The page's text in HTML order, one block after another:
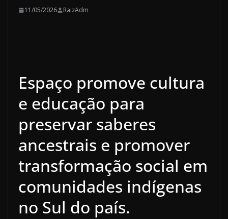
11/05/2026 RaizAdm
Espaço promove cultura
e educação para
preservar saberes
ancestrais e promover
transformação social em
comunidades indígenas
no Sul do país.